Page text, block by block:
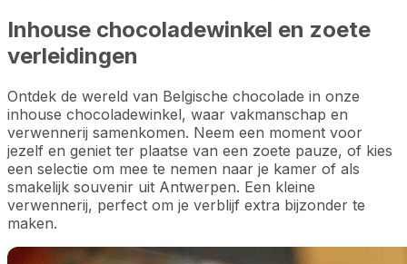
Inhouse chocoladewinkel en zoete
verleidingen
Ontdek de wereld van Belgische chocolade in onze
inhouse chocoladewinkel, waar vakmanschap en
verwennerij samenkomen. Neem een moment voor
jezelf en geniet ter plaatse van een zoete pauze, of kies
een selectie om mee te nemen naar je kamer of als
smakelijk souvenir uit Antwerpen. Een kleine
verwennerij, perfect om je verblijf extra bijzonder te
maken.